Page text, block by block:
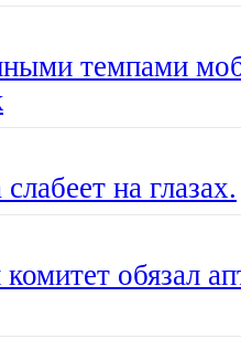
темпами
на глазах.
обязал